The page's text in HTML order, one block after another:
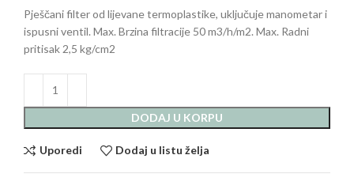
Pješčani filter od lijevane termoplastike, uključuje manometar i
ispusni ventil. Max. Brzina filtracije 50 m3/h/m2. Max. Radni
pritisak 2,5 kg/cm2
DODAJ U KORPU
Uporedi Dodaj u listu želja